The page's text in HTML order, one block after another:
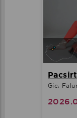
Gic,